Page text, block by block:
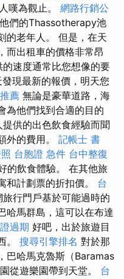
嘆為觀止。 網路行銷公
他們的Thassotherapy池
的老年人。 但是，在天
而出租車的價格非常昂
速度通常比您想像的要
發現最新的報價，明天您
薦 無論是豪華道路，海
為他們找到合適的目的
供的出色飲食經驗而聞
外的費用。 記帳士 書
台胞證 急件 台中整復
的飲食體驗。 在其他旅
和計劃票的折扣價。 台
行門戶基於可能過時的
哈馬群島，這可以在布達
過期 好吧，出於旅遊目
。 搜尋引擎排名 對於那
巴哈馬克魯斯（Baramas
從遊樂園帶到天堂。 台